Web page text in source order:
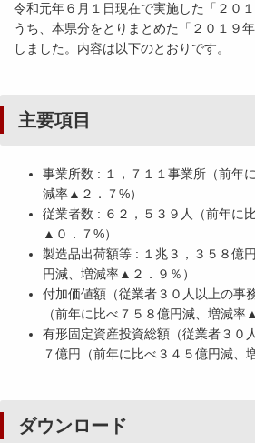
令和元年６月１日現在で実施した「２０
うち、本県分をとりまとめた「２０１９
しました。内容は以下のとおりです。
主要項目
事業所数 : １，７１１事業所（前年
減率▲２．７%）
従業者数 : ６２，５３９人（前年に
▲０．７%）
製造品出荷額等 : １兆３，３５８億
円減、増減率▲２．９％）
付加価値額（従業者３０人以上の事
（前年に比べ７５８億円減、増減率
有形固定資産投資総額（従業者３０
７億円（前年に比べ３４５億円減、
ダウンロード